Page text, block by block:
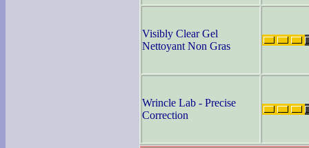
Visibly Clear Gel
Nettoyant Non Gras
Wrincle Lab - Precise
Correction